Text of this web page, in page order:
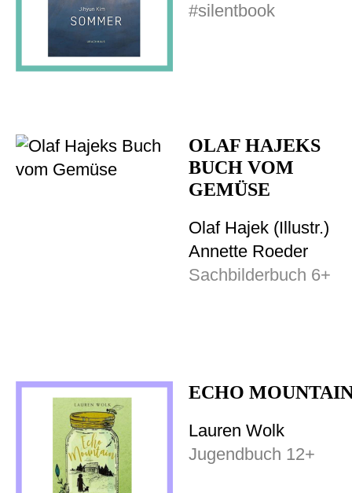
#silentbook
OLAF HAJEKS
BUCH VOM
GEMÜSE
Olaf Hajek (Illustr.)
Annette Roeder
Sachbilderbuch 6+
ECHO
Lauren Wolk
Jugendbuch 12+